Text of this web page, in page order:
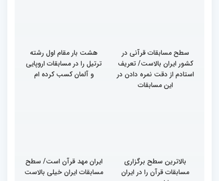
سطح مسابقات قرآنی در
کشور ایران بالاست/ تعریف
استادم از دقت نمره دادن در
هشت بار مقام اول رشته
ترتیل را در مسابقات اروپایی
بالاترین سطح برگزاری
ایران مهد قرآن است/ سطح